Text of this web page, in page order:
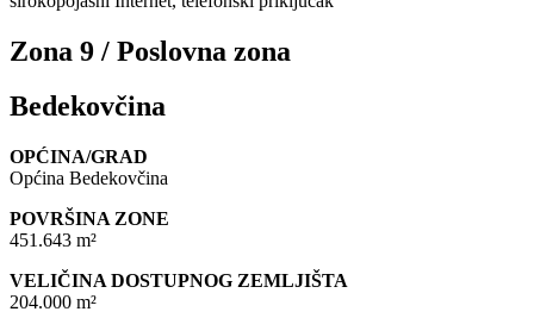
Zona 9 / Poslovna zona
Bedekovčina
OPĆINA/GRAD
Općina Bedekovčina
POVRŠINA ZONE
451.643 m²
VELIČINA DOSTUPNOG ZEMLJIŠTA
204.000 m²